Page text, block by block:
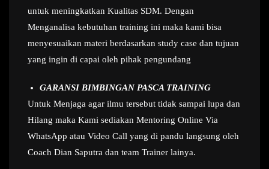
untuk meningkatkan Kualitas SDM. Dengan
Menganalisa kebutuhan training ini maka kami bisa
menyesuaikan materi berdasarkan study case dan tujuan
yang ingin di capai oleh pihak pengundang
GARANSI BIMBINGAN PASCA TRAINING
Untuk Menjaga agar ilmu tersebut tidak sampai lupa dan
Hilang maka Kami sediakan Mentoring Online Via
WhatsApp atau Video Call yang di pandu langsung oleh
Coach Dian Saputra dan team Trainer lainya.